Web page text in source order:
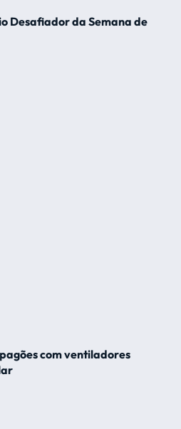
Desafiador da Semana de
com ventiladores